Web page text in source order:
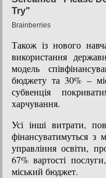
Також із нового
використання
модель
бюджету та 30% –
субвенція
харчування.
Усі інші витрати,
фінансуватимуться з
управління освіти,
67% вартості
міський бюджет.